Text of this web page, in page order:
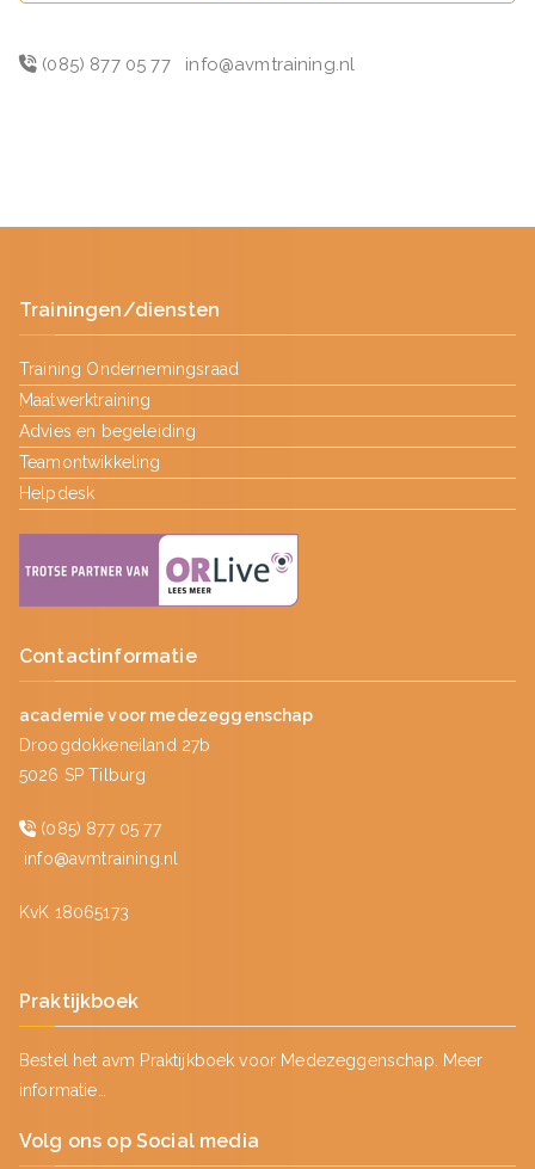
(085) 877 05 77 info@avmtraining.nl
Trainingen/diensten
Training Ondernemingsraad
Maatwerktraining
Advies en begeleiding
Teamontwikkeling
Helpdesk
Contactinformatie
academie voor medezeggenschap
Droogdokkeneiland 27b
5026 SP Tilburg
(085) 877 05 77
info@avmtraining.nl
KvK 18065173
Praktijkboek
Bestel het avm Praktijkboek voor Medezeggenschap.
Meer
informatie…
Volg ons op Social media